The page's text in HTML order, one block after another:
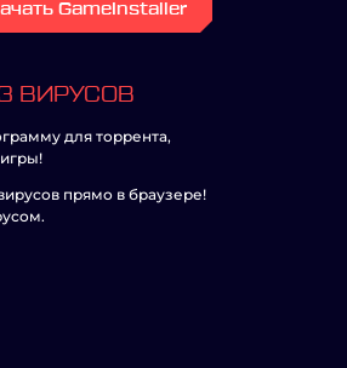
GameInstaller
ВИРУСОВ
для торрента,
прямо в браузере!